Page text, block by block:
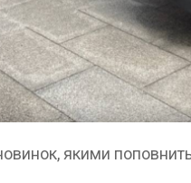
якими